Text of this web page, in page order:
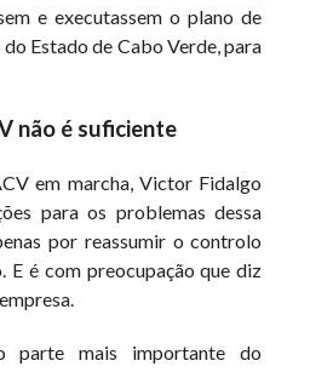
e executassem o plano de
Estado de Cabo Verde, para
não é suficiente
em marcha, Victor Fidalgo
para os problemas dessa
por reassumir o controlo
é com preocupação que diz
parte mais importante do